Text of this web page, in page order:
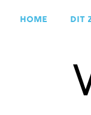
Home Dit